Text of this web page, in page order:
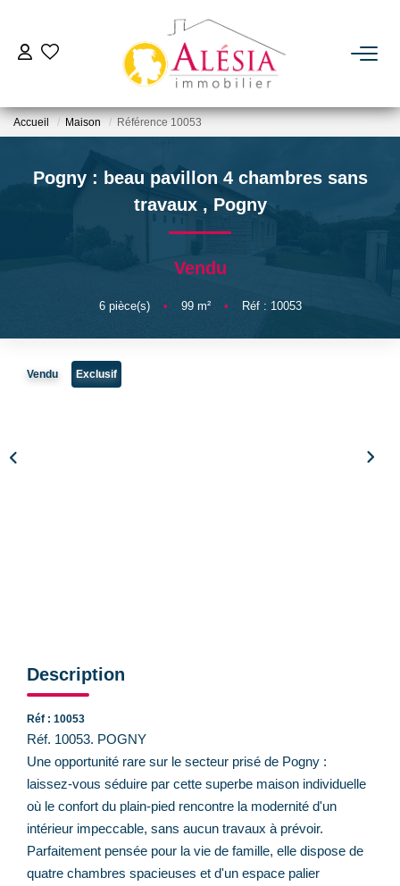
ACHETER
BIENS VENDUS / LOUÉS
NOTRE AGENCE
Accueil Maison Référence 10053
Pogny : beau pavillon 4 chambres sans
travaux , Pogny
Vendu
6pièce(s) • 99m² • Réf : 10053
Vendu Exclusif
Description
Réf : 10053
Réf. 10053. POGNY
Une opportunité rare sur le secteur prisé de Pogny :
laissez-vous séduire par cette superbe maison individuelle
où le confort du plain-pied rencontre la modernité d'un
intérieur impeccable, sans aucun travaux à prévoir.
Parfaitement pensée pour la vie de famille, elle dispose de
quatre chambres spacieuses et d'un espace palier